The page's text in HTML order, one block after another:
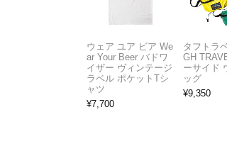
ウェア ユア ビア We
ar Your Beer バドワ
イザー ヴィンテージ
ラベル ポケットTシ
ャツ
¥7,700
タフトラ
GH
ーサイド
ッグ
¥9,350